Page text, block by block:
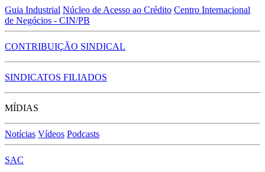
Guia Industrial Núcleo de Acesso ao Crédito Centro Internacional
de Negócios - CIN/PB
CONTRIBUIÇÃO SINDICAL
SINDICATOS FILIADOS
MÍDIAS
Notícias Vídeos Podcasts
SAC